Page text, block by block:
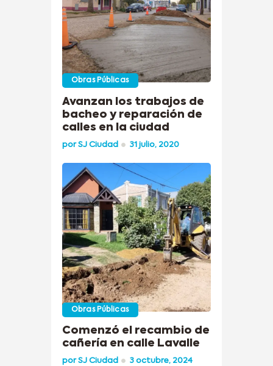
Obras Públicas
Avanzan los trabajos de
bacheo y reparación de
calles en la ciudad
porSJ Ciudad 31 julio, 2020
Obras Públicas
Comenzó el recambio de
cañería en calle Lavalle
porSJ Ciudad 3 octubre, 2024